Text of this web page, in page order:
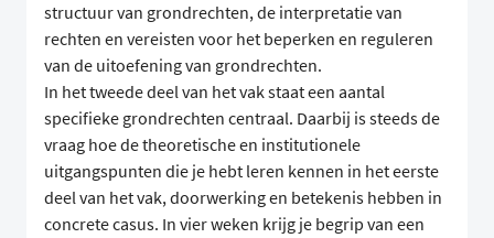
structuur van grondrechten, de interpretatie van
rechten en vereisten voor het beperken en reguleren
van de uitoefening van grondrechten.
In het tweede deel van het vak staat een aantal
specifieke grondrechten centraal. Daarbij is steeds de
vraag hoe de theoretische en institutionele
uitgangspunten die je hebt leren kennen in het eerste
deel van het vak, doorwerking en betekenis hebben in
concrete casus. In vier weken krijg je begrip van een